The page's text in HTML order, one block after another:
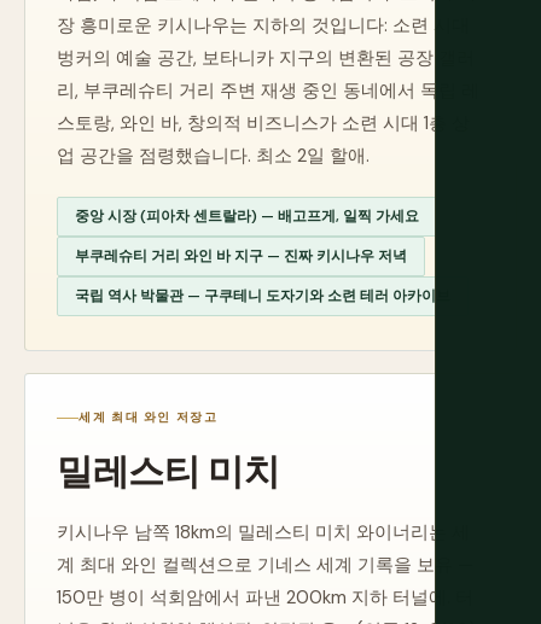
장 흥미로운 키시나우는 지하의 것입니다: 소련 시대
벙커의 예술 공간, 보타니카 지구의 변환된 공장 갤러
리, 부쿠레슈티 거리 주변 재생 중인 동네에서 독립 레
스토랑, 와인 바, 창의적 비즈니스가 소련 시대 1층 상
업 공간을 점령했습니다. 최소 2일 할애.
중앙 시장 (피아차 센트랄라) — 배고프게, 일찍 가세요
부쿠레슈티 거리 와인 바 지구 — 진짜 키시나우 저녁
국립 역사 박물관 — 구쿠테니 도자기와 소련 테러 아카이브
세계 최대 와인 저장고
밀레스티 미치
키시나우 남쪽 18km의 밀레스티 미치 와이너리는 세
계 최대 와인 컬렉션으로 기네스 세계 기록을 보유 —
150만 병이 석회암에서 파낸 200km 지하 터널에. 터